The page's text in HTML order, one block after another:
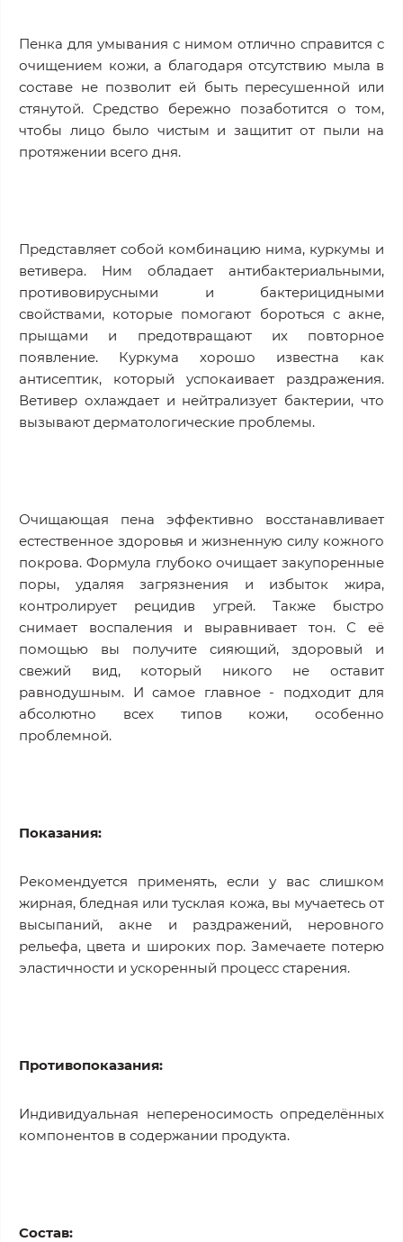
Пенка для умывания с нимом отлично справится с
очищением кожи, а благодаря отсутствию мыла в
составе не позволит ей быть пересушенной или
стянутой. Средство бережно позаботится о том,
чтобы лицо было чистым и защитит от пыли на
протяжении всего дня.
Представляет собой комбинацию нима, куркумы и
ветивера. Ним обладает антибактериальными,
противовирусными и бактерицидными
свойствами, которые помогают бороться с акне,
прыщами и предотвращают их повторное
появление. Куркума хорошо известна как
антисептик, который успокаивает раздражения.
Ветивер охлаждает и нейтрализует бактерии, что
вызывают дерматологические проблемы.
Очищающая пена эффективно восстанавливает
естественное здоровья и жизненную силу кожного
покрова. Формула глубоко очищает закупоренные
поры, удаляя загрязнения и избыток жира,
контролирует рецидив угрей. Также быстро
снимает воспаления и выравнивает тон. С её
помощью вы получите сияющий, здоровый и
свежий вид, который никого не оставит
равнодушным. И самое главное - подходит для
абсолютно всех типов кожи, особенно
проблемной.
Показания:
Рекомендуется применять, если у вас слишком
жирная, бледная или тусклая кожа, вы мучаетесь от
высыпаний, акне и раздражений, неровного
рельефа, цвета и широких пор. Замечаете потерю
эластичности и ускоренный процесс старения.
Противопоказания:
Индивидуальная непереносимость определённых
компонентов в содержании продукта.
Состав: